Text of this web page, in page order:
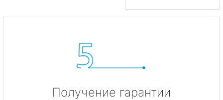
Получение гарантии